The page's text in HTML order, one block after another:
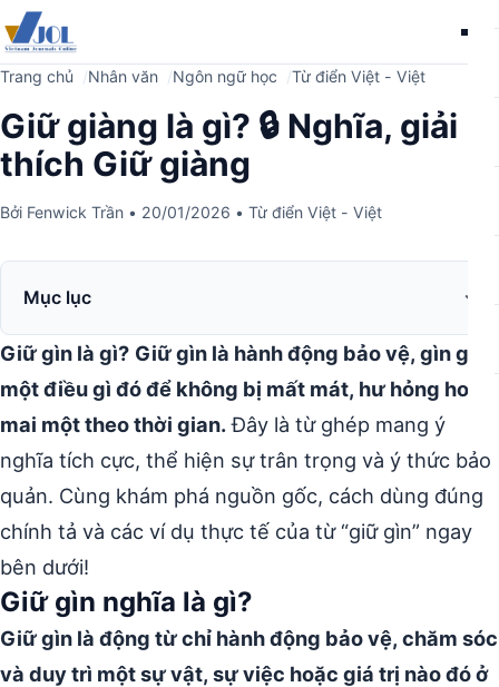
Trang chủ Nhân văn Ngôn ngữ học Từ điển Việt - Việt
Giữ giàng là gì? 🔒 Nghĩa, giải
thích Giữ giàng
Bởi Fenwick Trần • 20/01/2026 • Từ điển Việt - Việt
Mục lục
Giữ gìn là gì? Giữ gìn là hành động bảo vệ, gìn giữ
một điều gì đó để không bị mất mát, hư hỏng hoặc
mai một theo thời gian.Đây là từ ghép mang ý
nghĩa tích cực, thể hiện sự trân trọng và ý thức bảo
quản. Cùng khám phá nguồn gốc, cách dùng đúng
chính tả và các ví dụ thực tế của từ “giữ gìn” ngay
bên dưới!
Giữ gìn nghĩa là gì?
Giữ gìn là động từ chỉ hành động bảo vệ, chăm sóc
và duy trì một sự vật, sự việc hoặc giá trị nào đó ở